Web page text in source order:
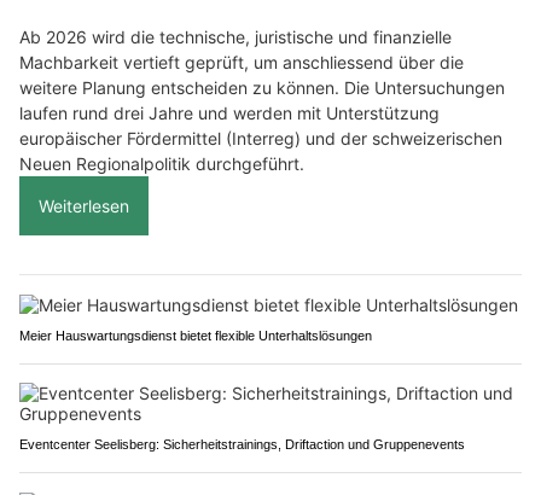
Ab 2026 wird die technische, juristische und finanzielle
Machbarkeit vertieft geprüft, um anschliessend über die
weitere Planung entscheiden zu können. Die Untersuchungen
laufen rund drei Jahre und werden mit Unterstützung
europäischer Fördermittel (Interreg) und der schweizerischen
Neuen Regionalpolitik durchgeführt.
Weiterlesen
Meier Hauswartungsdienst bietet flexible Unterhaltslösungen
Eventcenter Seelisberg: Sicherheitstrainings, Driftaction und Gruppenevents